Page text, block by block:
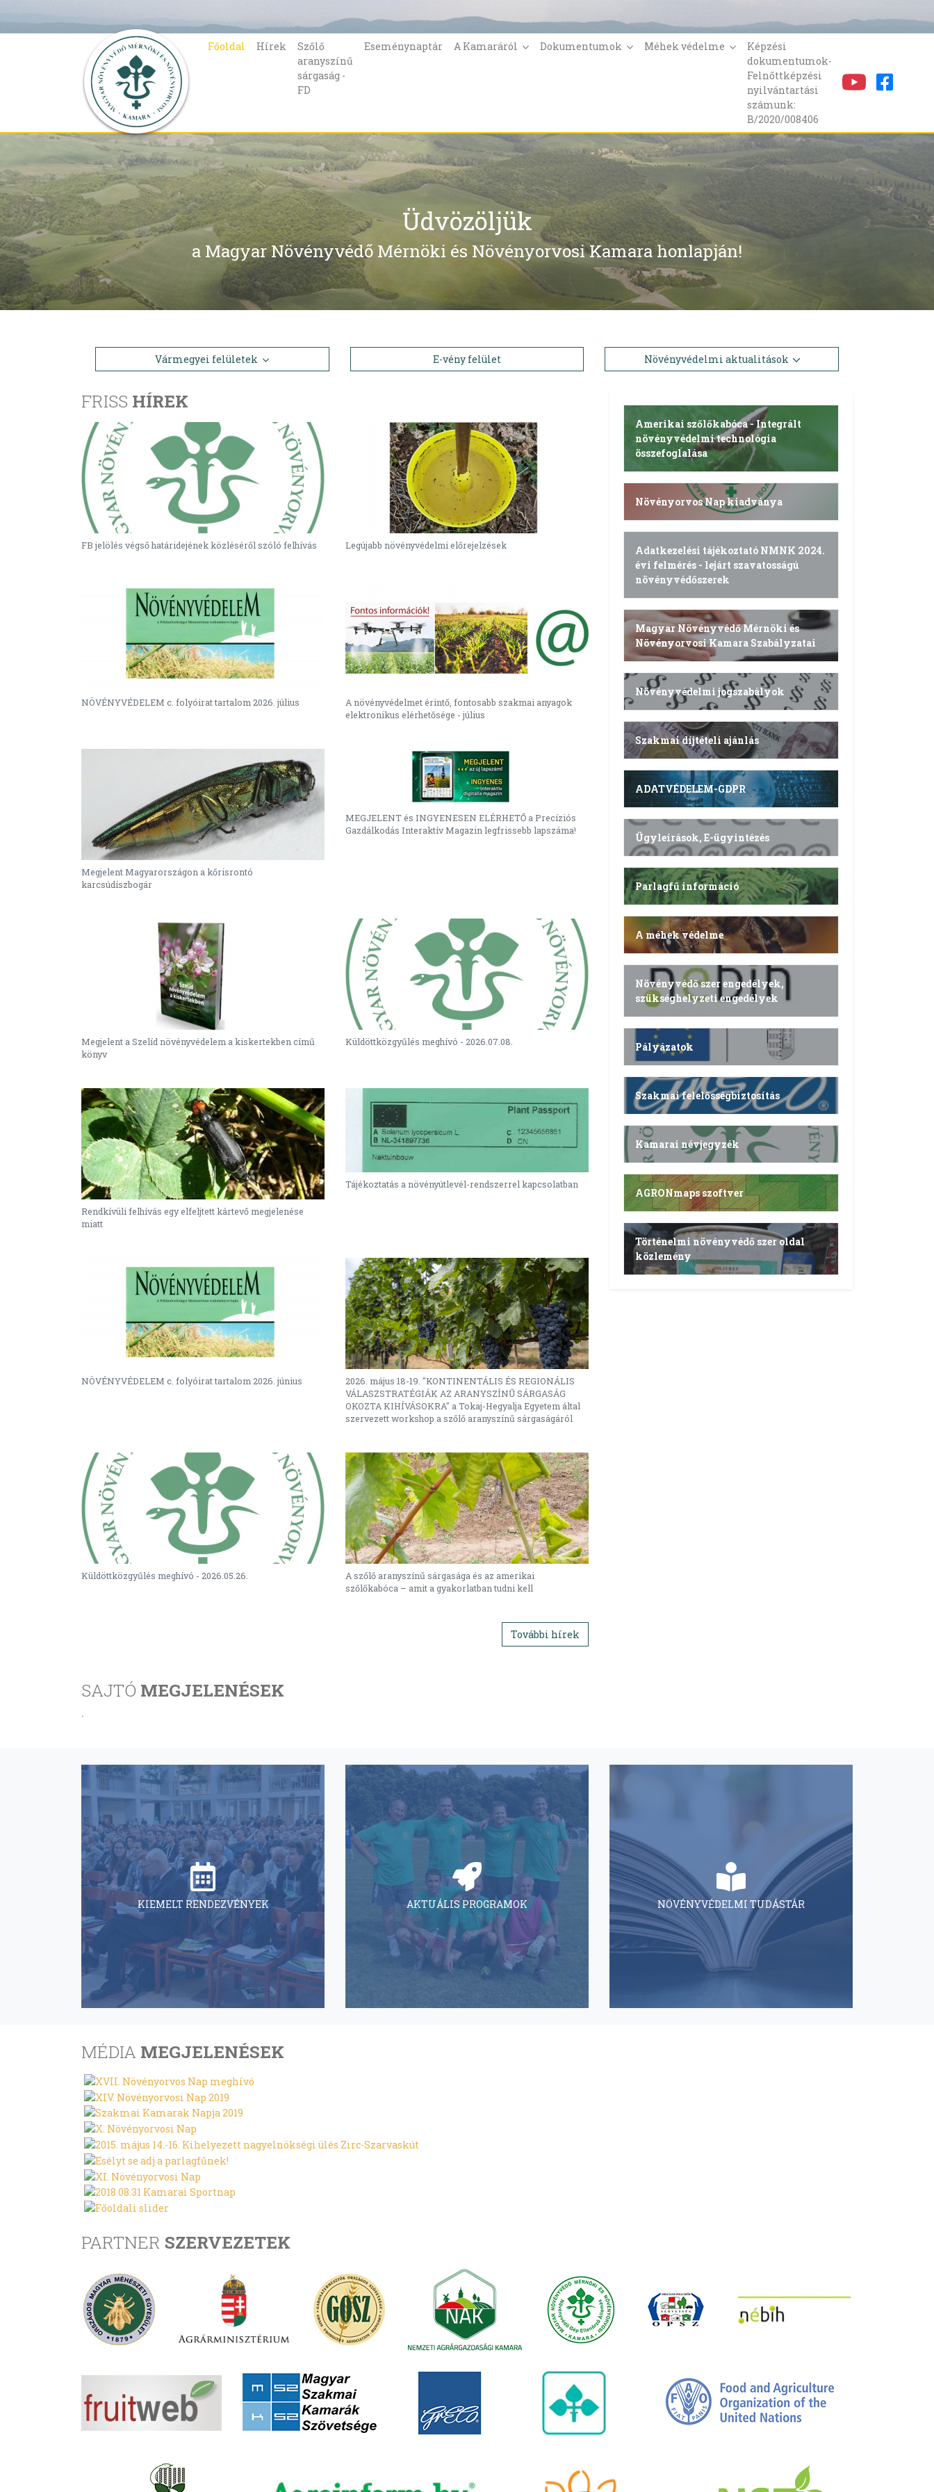
Főoldal Hírek
Szőlő
aranyszínű
sárgaság -
FD
Eseménynaptár A Kamaráról Dokumentumok Méhek védelme
Képzési
dokumentumok-
Felnőttképzési
nyilvántartási
számunk:
B/2020/008406
Üdvözöljük
a Magyar Növényvédő Mérnöki és Növényorvosi Kamara honlapján!
Vármegyei felületek E-vény felület Növényvédelmi aktualitások
FRISS HÍREK
FB jelölés végső határidejének közléséről szóló felhívás Legújabb növényvédelmi előrejelzések
NÖVÉNYVÉDELEM c. folyóirat tartalom 2026. július
A növényvédelmet érintő, fontosabb szakmai anyagok
elektronikus elérhetősége - július
Megjelent Magyarországon a kőrisrontó
karcsúdíszbogár
MEGJELENT és INGYENESEN ELÉRHETŐ a Precíziós
Gazdálkodás Interaktív Magazin legfrissebb lapszáma!
Megjelent a Szelíd növényvédelem a kiskertekben című
könyv
Küldöttközgyűlés meghívó - 2026.07.08.
Rendkívüli felhívás egy elfeljtett kártevő megjelenése
miatt
Tájékoztatás a növényútlevél-rendszerrel kapcsolatban
NÖVÉNYVÉDELEM c. folyóirat tartalom 2026. június
2026. május 18-19. "KONTINENTÁLIS ÉS REGIONÁLIS
VÁLASZSTRATÉGIÁK AZ ARANYSZÍNŰ SÁRGASÁG
OKOZTA KIHÍVÁSOKRA" a Tokaj-Hegyalja Egyetem által
szervezett workshop a szőlő aranyszínű sárgaságáról
Küldöttközgyűlés meghívó - 2026.05.26.
A szőlő aranyszínű sárgasága és az amerikai
szőlőkabóca – amit a gyakorlatban tudni kell
További hírek
Amerikai szőlőkabóca - Integrált
növényvédelmi technológia
összefoglalása
Növényorvos Nap kiadványa
Adatkezelési tájékoztató NMNK 2024.
évi felmérés - lejárt szavatosságú
növényvédőszerek
Magyar Növényvédő Mérnöki és
Növényorvosi Kamara Szabályzatai
Növényvédelmi jogszabályok
Szakmai díjtételi ajánlás
ADATVÉDELEM-GDPR
Ügyleírások, E-ügyintézés
Parlagfű információ
A méhek védelme
Növényvédő szer engedélyek,
szükséghelyzeti engedélyek
Pályázatok
Szakmai felelősségbiztosítás
Kamarai névjegyzék
AGRONmaps szoftver
Történelmi növényvédő szer oldal
közlemény
SAJTÓ MEGJELENÉSEK
.
KIEMELT RENDEZVÉNYEK AKTUÁLIS PROGRAMOK NÖVÉNYVÉDELMI TUDÁSTÁR
MÉDIA MEGJELENÉSEK
PARTNER SZERVEZETEK